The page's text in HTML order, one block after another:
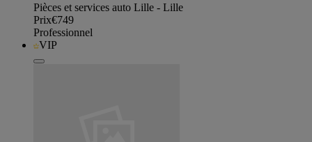
Pièces et services auto Lille - Lille
Prix€749
Professionnel
VIP